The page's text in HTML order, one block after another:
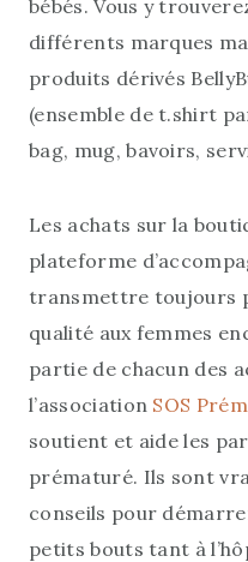
bébés. Vous y
différents marques
produits dérivés
(ensemble de t.shirt
bag, mug, bavoirs,
Les achats sur la
plateforme
transmettre toujours
qualité aux femmes
partie de chacun des
l’association SOS
soutient et aide les
prématuré. Ils sont
conseils pour
petits bouts tant à